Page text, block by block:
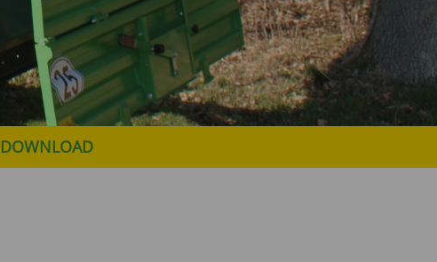
DOWNLOAD